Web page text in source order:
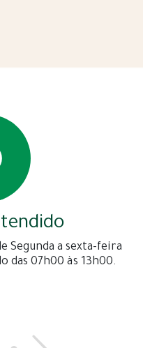
Segunda a sexta-feira
das 07h00 às 13h00.